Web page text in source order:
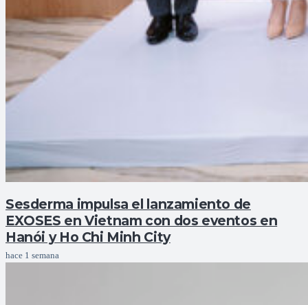
Sesderma impulsa el lanzamiento de
EXOSES en Vietnam con dos eventos en
Hanói y Ho Chi Minh City
hace 1 semana